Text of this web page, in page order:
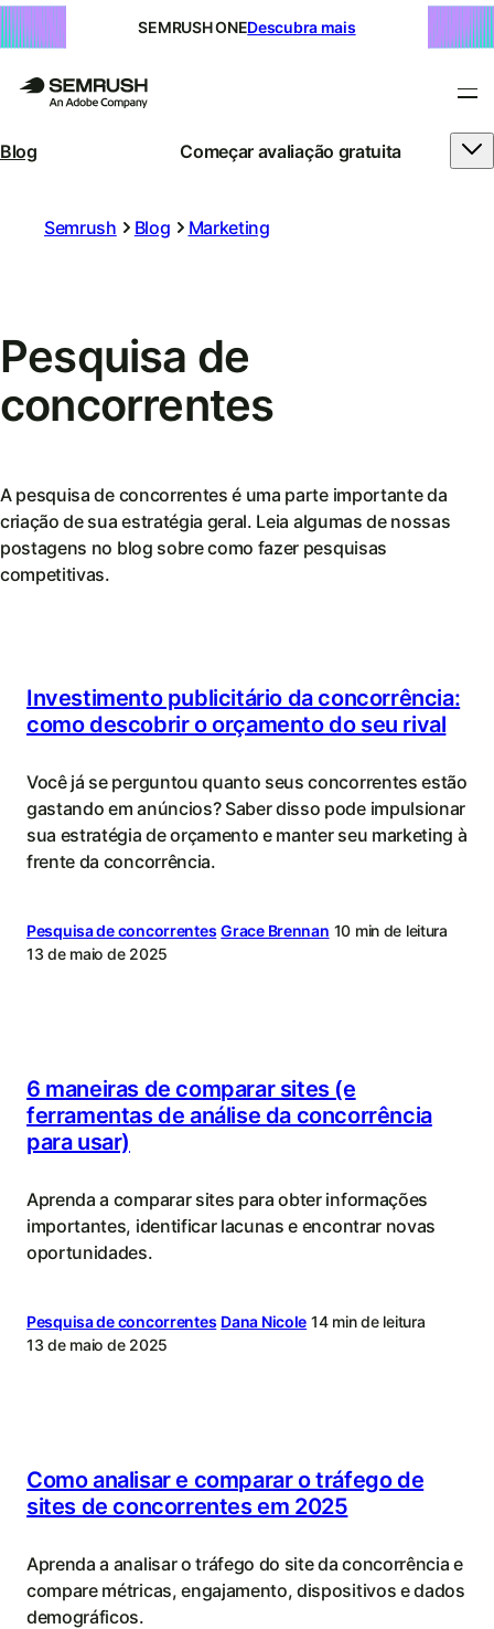
SEMRUSH ONEDescubra mais
Blog Começar avaliação gratuita
Semrush Blog Marketing
Pesquisa de
concorrentes
A pesquisa de concorrentes é uma parte importante da
criação de sua estratégia geral. Leia algumas de nossas
postagens no blog sobre como fazer pesquisas
competitivas.
Investimento publicitário da concorrência:
como descobrir o orçamento do seu rival
Você já se perguntou quanto seus concorrentes estão
gastando em anúncios? Saber disso pode impulsionar
sua estratégia de orçamento e manter seu marketing à
frente da concorrência.
Pesquisa de concorrentes Grace Brennan 10 min de leitura
13 de maio de 2025
6 maneiras de comparar sites (e
ferramentas de análise da concorrência
para usar)
Aprenda a comparar sites para obter informações
importantes, identificar lacunas e encontrar novas
oportunidades.
Pesquisa de concorrentes Dana Nicole 14 min de leitura
13 de maio de 2025
Como analisar e comparar o tráfego de
sites de concorrentes em 2025
Aprenda a analisar o tráfego do site da concorrência e
compare métricas, engajamento, dispositivos e dados
demográficos.